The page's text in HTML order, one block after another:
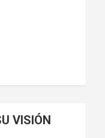
VISIÓN